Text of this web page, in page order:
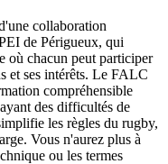
collaboration
de Périgueux, qui
où chacun peut participer
et ses intérêts. Le FALC
compréhensible
des difficultés de
les règles du rugby,
Vous n'aurez plus à
ou les termes